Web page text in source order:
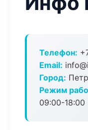
Телефон:
Email:
Город:
Режим
09:00-18:00